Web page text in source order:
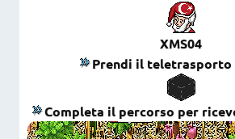
XMS04
Prendi il teletrasporto
Completa il percorso per